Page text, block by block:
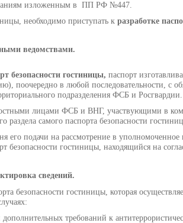
изложенным в ПП РФ №447.
необходимо приступать к разработке
ведомствами.
безопасности гостиницы, паспорт
поочередно в любой последовательности, с
подразделения ФСБ и Росгвардии.
лицами ФСБ и ВНГ, участвующими в
раздела самого паспорта безопасности
подачи на рассмотрение в уполномоченное
безопасности гостиницы, находящийся на
сведений.
безопасности гостиницы, которая
требований к